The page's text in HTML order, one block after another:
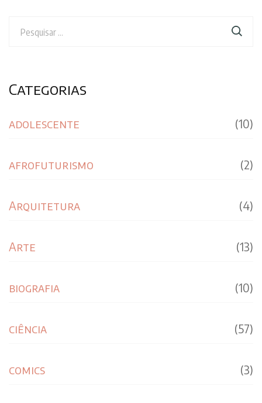
por:
Categorias
adolescente (10)
afrofuturismo (2)
Arquitetura (4)
Arte (13)
biografia (10)
ciência (57)
comics (3)